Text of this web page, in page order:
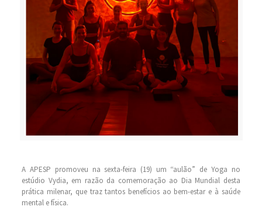
A APESP promoveu na sexta-feira (19) um “aulão” de Yoga no
estúdio Vydia, em razão da comemoração ao Dia Mundial desta
prática milenar, que traz tantos benefícios ao bem-estar e à saúde
mental e física.